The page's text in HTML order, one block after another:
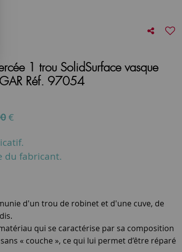
1 trou SolidSurface vasque
Réf. 97054
€
du fabricant.
d'un trou de robinet et d'une cuve, de
qui se caractérise par sa composition
« couche », ce qui lui permet d’être réparé